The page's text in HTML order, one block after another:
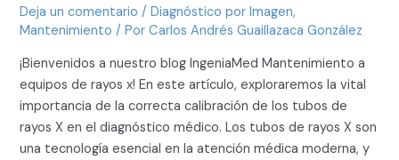
Deja un comentario /Diagnóstico por Imagen,
Mantenimiento / PorCarlos Andrés Guaillazaca González
¡Bienvenidos a nuestro blog IngeniaMed Mantenimiento a
equipos de rayos x! En este artículo, exploraremos la vital
importancia de la correcta calibración de los tubos de
rayos X en el diagnóstico médico. Los tubos de rayos X son
una tecnología esencial en la atención médica moderna, y
Rayos
X
en
el
Diagnóstico
Médico
(mantenimiento